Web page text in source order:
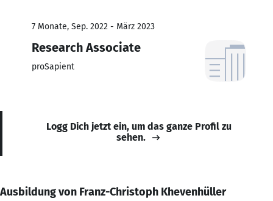
7 Monate, Sep. 2022 - März 2023
Research Associate
proSapient
Logg Dich jetzt ein, um das ganze Profil zu
sehen.
Ausbildung von Franz-Christoph Khevenhüller